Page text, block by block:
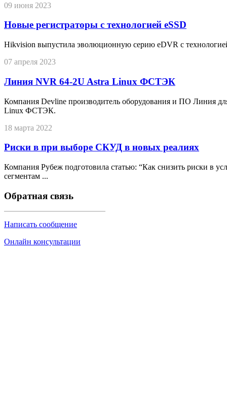
09 июня 2023
Новые регистраторы с технологией eSSD
Hikvision выпустила эволюционную серию eDVR с
07 апреля 2023
Линия NVR 64-2U Astra Linux ФСТЭК
Компания Devline производитель оборудования и ПО Линия
Linux ФСТЭК.
18 марта 2022
Риски в при выборе СКУД в новых реалиях
Компания Рубеж подготовила статью: “Как снизить риски в
сегментам ...
Обратная связь
Написать сообщение
Онлайн консультации